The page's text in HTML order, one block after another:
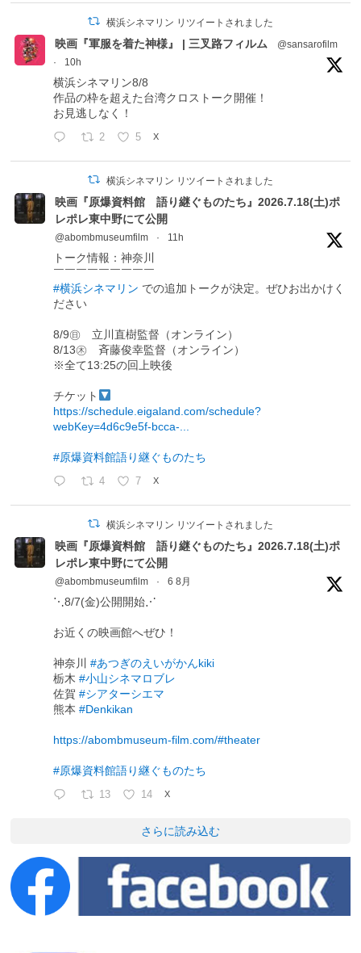
横浜シネマリン リツイートされました
映画『軍服を着た神様』 | 三叉路フィルム
@sansarofilm
·
10h
横浜シネマリン8/8
作品の枠を超えた台湾クロストーク開催！
お見逃しなく！
2 5 X
横浜シネマリン リツイートされました
映画『原爆資料館 語り継ぐものたち』2026.7.18(土)ポ
レポレ東中野にて公開
@abombmuseumfilm · 11h
トーク情報：神奈川
￣￣￣￣￣￣￣￣￣
#横浜シネマリン での追加トークが決定。ぜひお出かけく
ださい
8/9㊐ 立川直樹監督（オンライン）
8/13㊍ 斉藤俊幸監督（オンライン）
※全て13:25の回上映後
チケット
https://schedule.eigaland.com/schedule?
webKey=4d6c9e5f-bcca-...
#原爆資料館語り継ぐものたち
4 7 X
横浜シネマリン リツイートされました
映画『原爆資料館 語り継ぐものたち』2026.7.18(土)ポ
レポレ東中野にて公開
@abombmuseumfilm · 6 8月
⋱8/7(金)公開開始⋰
お近くの映画館へぜひ！
神奈川#あつぎのえいがかんkiki
栃木#小山シネマロブレ
佐賀#シアターシエマ
熊本#Denkikan
https://abombmuseum-film.com/#theater
#原爆資料館語り継ぐものたち
13 14 X
さらに読み込む